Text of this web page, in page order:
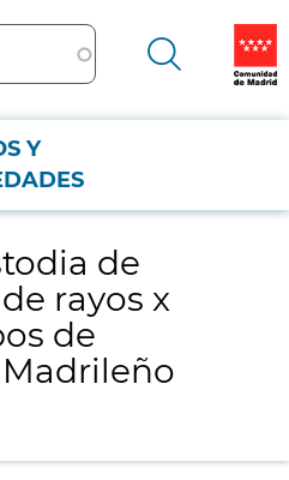
Y
seguridad y mantenimiento
de
rayos x
de